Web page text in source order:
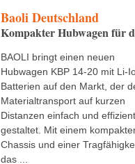
Baoli Deutschland
Kompakter Hubwagen für
BAOLI bringt einen neuen
Hubwagen KBP 14-20 mit Li-
Batterien auf den Markt, der
Materialtransport auf kurzen
Distanzen einfach und effizient
gestaltet. Mit einem
Chassis und einer
das ...